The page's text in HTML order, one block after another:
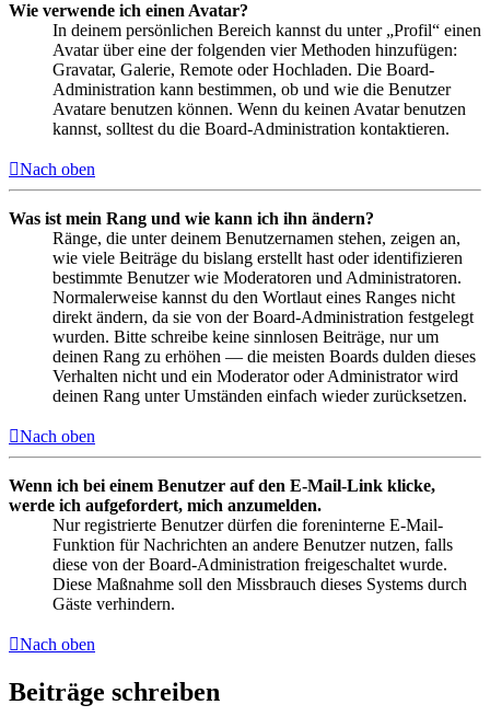
Wie verwende ich einen Avatar?
In deinem persönlichen Bereich kannst du unter „Profil“ einen
Avatar über eine der folgenden vier Methoden hinzufügen:
Gravatar, Galerie, Remote oder Hochladen. Die Board-
Administration kann bestimmen, ob und wie die Benutzer
Avatare benutzen können. Wenn du keinen Avatar benutzen
kannst, solltest du die Board-Administration kontaktieren.
Nach oben
Was ist mein Rang und wie kann ich ihn ändern?
Ränge, die unter deinem Benutzernamen stehen, zeigen an,
wie viele Beiträge du bislang erstellt hast oder identifizieren
bestimmte Benutzer wie Moderatoren und Administratoren.
Normalerweise kannst du den Wortlaut eines Ranges nicht
direkt ändern, da sie von der Board-Administration festgelegt
wurden. Bitte schreibe keine sinnlosen Beiträge, nur um
deinen Rang zu erhöhen — die meisten Boards dulden dieses
Verhalten nicht und ein Moderator oder Administrator wird
deinen Rang unter Umständen einfach wieder zurücksetzen.
Nach oben
Wenn ich bei einem Benutzer auf den E-Mail-Link klicke,
werde ich aufgefordert, mich anzumelden.
Nur registrierte Benutzer dürfen die foreninterne E-Mail-
Funktion für Nachrichten an andere Benutzer nutzen, falls
diese von der Board-Administration freigeschaltet wurde.
Diese Maßnahme soll den Missbrauch dieses Systems durch
Gäste verhindern.
Nach oben
Beiträge schreiben